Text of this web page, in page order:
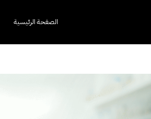
الصفحة الرئيسية